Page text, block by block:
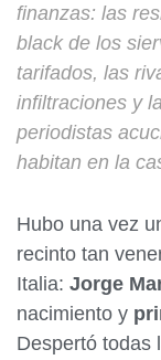
finanzas: las
black de los
tarifados, las
infiltraciones y
periodistas
habitan en la
Hubo una vez
recinto tan
Italia: Jorge
nacimiento y
Despertó todas